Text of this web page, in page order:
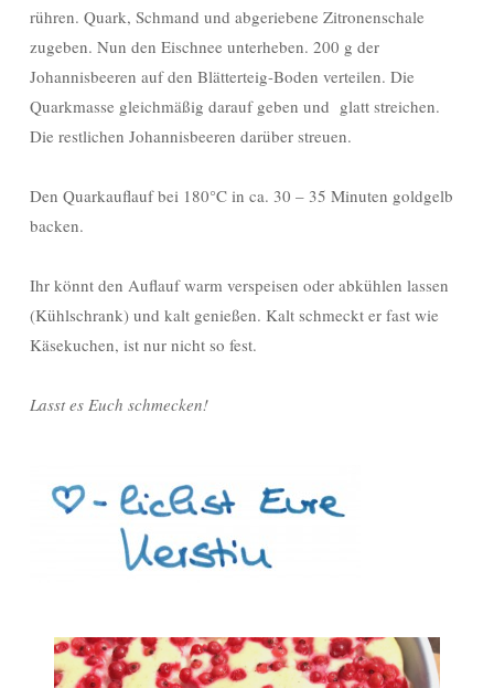
rühren. Quark, Schmand und abgeriebene Zitronenschale
zugeben. Nun den Eischnee unterheben. 200 g der
Johannisbeeren auf den Blätterteig-Boden verteilen. Die
Quarkmasse gleichmäßig darauf geben und glatt streichen.
Die restlichen Johannisbeeren darüber streuen.
Den Quarkauflauf bei 180°C in ca. 30 – 35 Minuten goldgelb
backen.
Ihr könnt den Auflauf warm verspeisen oder abkühlen lassen
(Kühlschrank) und kalt genießen. Kalt schmeckt er fast wie
Käsekuchen, ist nur nicht so fest.
Lasst es Euch schmecken!